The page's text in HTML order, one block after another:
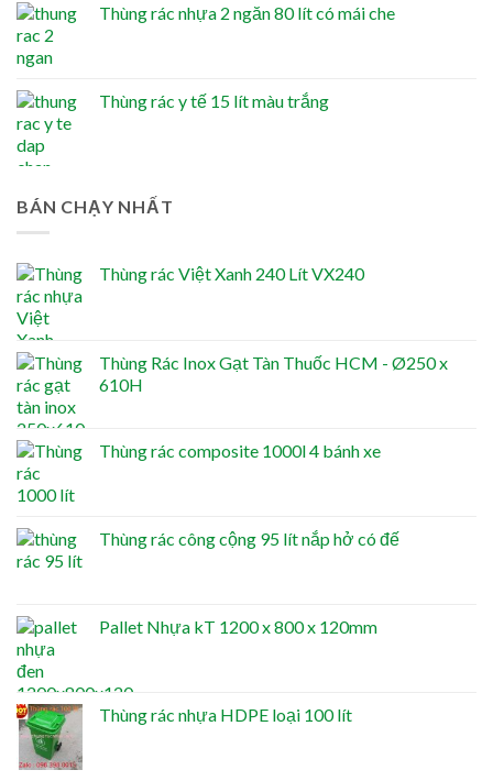
Thùng rác nhựa 2 ngăn 80 lít có mái che
Thùng rác y tế 15 lít màu trắng
BÁN CHẠY NHẤT
Thùng rác Việt Xanh 240 Lít VX240
Thùng Rác Inox Gạt Tàn Thuốc HCM - Ø250 x
610H
Thùng rác composite 1000l 4 bánh xe
Thùng rác công cộng 95 lít nắp hở có đế
Pallet Nhựa kT 1200 x 800 x 120mm
Thùng rác nhựa HDPE loại 100 lít